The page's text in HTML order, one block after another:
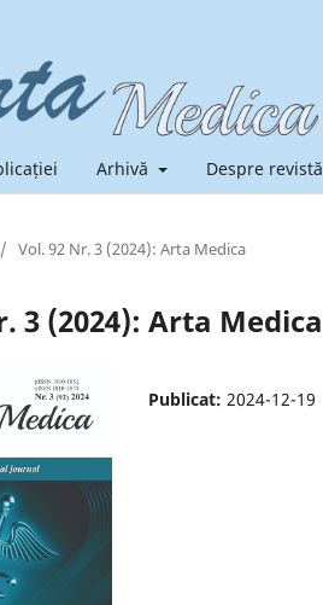
Arhivă Despre revistă
/ Vol. 92 Nr. 3 (2024): Arta Medica
3 (2024): Arta Medica
Publicat: 2024-12-19